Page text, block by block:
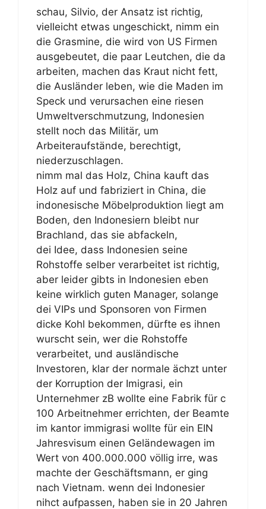
schau, Silvio, der Ansatz ist richtig,
vielleicht etwas ungeschickt, nimm ein
die Grasmine, die wird von US Firmen
ausgebeutet, die paar Leutchen, die da
arbeiten, machen das Kraut nicht fett,
die Ausländer leben, wie die Maden im
Speck und verursachen eine riesen
Umweltverschmutzung, Indonesien
stellt noch das Militär, um
Arbeiteraufstände, berechtigt,
niederzuschlagen.
nimm mal das Holz, China kauft das
Holz auf und fabriziert in China, die
indonesische Möbelproduktion liegt am
Boden, den Indonesiern bleibt nur
Brachland, das sie abfackeln,
dei Idee, dass Indonesien seine
Rohstoffe selber verarbeitet ist richtig,
aber leider gibts in Indonesien eben
keine wirklich guten Manager, solange
dei VIPs und Sponsoren von Firmen
dicke Kohl bekommen, dürfte es ihnen
wurscht sein, wer die Rohstoffe
verarbeitet, und ausländische
Investoren, klar der normale ächzt unter
der Korruption der Imigrasi, ein
Unternehmer zB wollte eine Fabrik für c
100 Arbeitnehmer errichten, der Beamte
im kantor immigrasi wollte für ein EIN
Jahresvisum einen Geländewagen im
Wert von 400.000.000 völlig irre, was
machte der Geschäftsmann, er ging
nach Vietnam. wenn dei Indonesier
nihct aufpassen, haben sie in 20 Jahren